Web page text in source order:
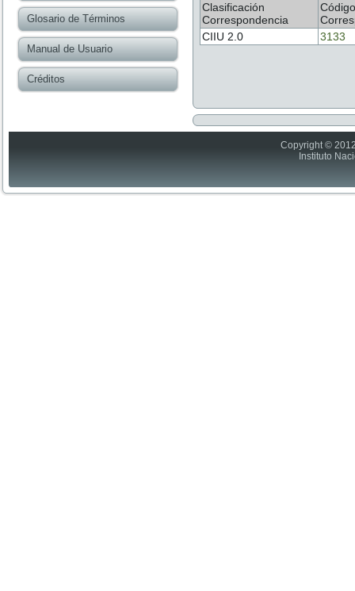
Glosario de Términos
Manual de Usuario
Créditos
Clasificación
Correspondencia
Código
CIIU 2.0
3133
Copyright ©
Instituto